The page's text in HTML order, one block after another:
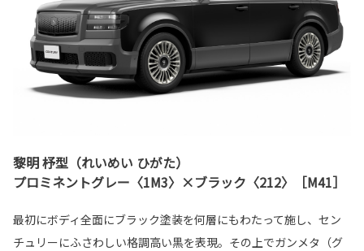
黎明 杼型（れいめい ひがた）
プロミネントグレー〈1M3〉×ブラック〈212〉［M41］
最初にボディ全面にブラック塗装を何層にもわたって施し、セン
チュリーにふさわしい格調高い黒を表現。その上でガンメタ（グ